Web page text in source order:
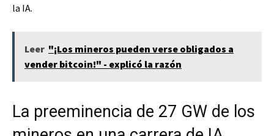
la IA.
Leer "¡Los mineros pueden verse obligados a
vender bitcoin!" - explicó la razón
La preeminencia de 27 GW de los